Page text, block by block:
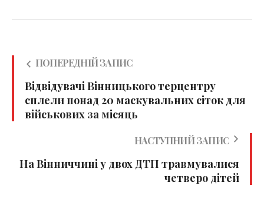
ПОПЕРЕДНІЙ ЗАПИС
Відвідувачі Вінницького терцентру
сплели понад 20 маскувальних сіток для
військових за місяць
НАСТУПНИЙ ЗАПИС
На Вінниччині у двох ДТП травмувалися
четверо дітей